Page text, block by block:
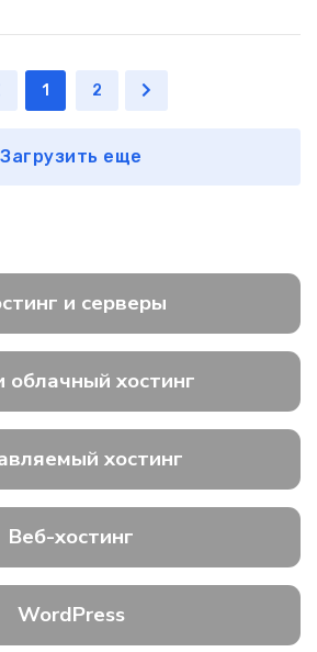
1 2
Загрузить еще
и серверы
облачный хостинг
хостинг
Веб-хостинг
WordPress